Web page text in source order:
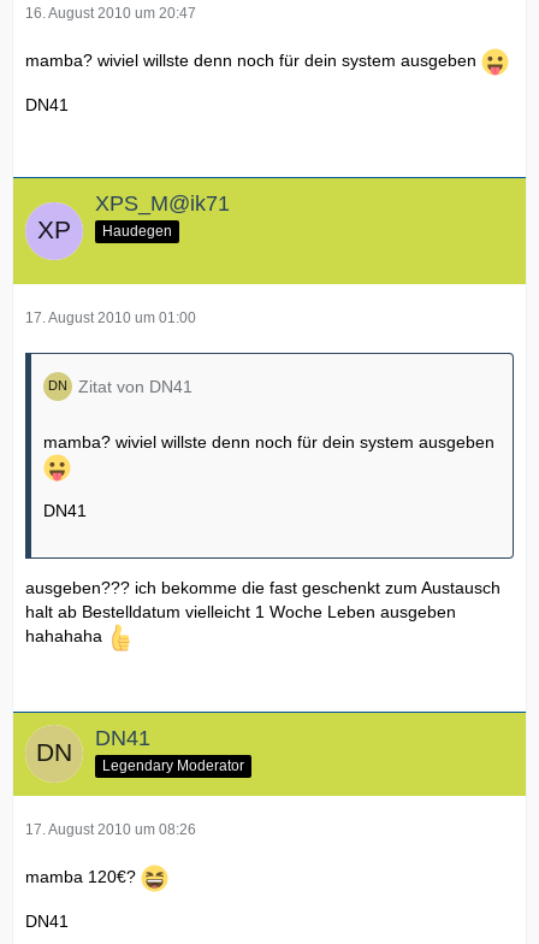
16. August 2010 um 20:47
mamba? wiviel willste denn noch für dein system ausgeben
DN41
XPS_M@ik71
Haudegen
17. August 2010 um 01:00
Zitat von DN41
mamba? wiviel willste denn noch für dein system ausgeben
DN41
ausgeben??? ich bekomme die fast geschenkt zum Austausch
halt ab Bestelldatum vielleicht 1 Woche Leben ausgeben
hahahaha
DN41
Legendary Moderator
17. August 2010 um 08:26
mamba 120€?
DN41